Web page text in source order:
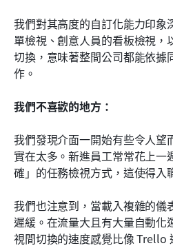
我們對其高度的自訂化能力印象
單檢視、創意人員的看板檢視，
切換，意味著整間公司都能依據
作。
我們不喜歡的地方：
我們發現介面一開始有些令人望
實在太多。新進員工常常花上一
確」的任務檢視方式，這使得入
我們也注意到，當載入複雜的儀
遲緩。在流量大且有大量自動化
視間切換的速度感覺比像 Trello